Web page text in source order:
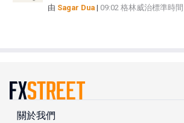
由 Sagar Dua | 09:02 格林威治標準時間
關於我們